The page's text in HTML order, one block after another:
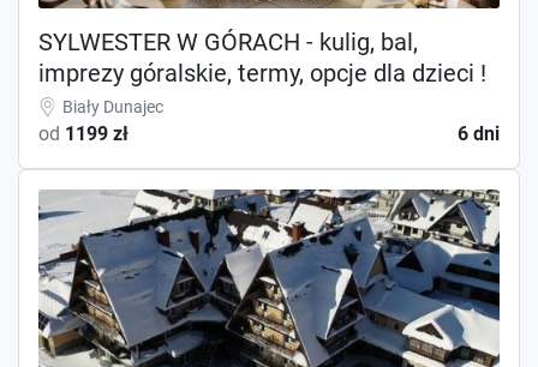
SYLWESTER W GÓRACH - kulig, bal,
imprezy góralskie, termy, opcje dla dzieci !
Biały Dunajec
od 1199 zł 6 dni